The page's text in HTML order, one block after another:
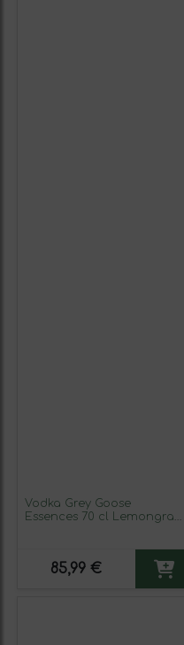
Vodka Grey Goose
Essences 70 cl Lemongrass
85,99 €